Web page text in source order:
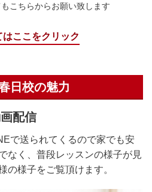
こちらからお願い致します
ここをクリック
日校の魅力
配信
で送られてくるので家でも安
なく、普段レッスンの様子が見
の様子をご覧頂けます。